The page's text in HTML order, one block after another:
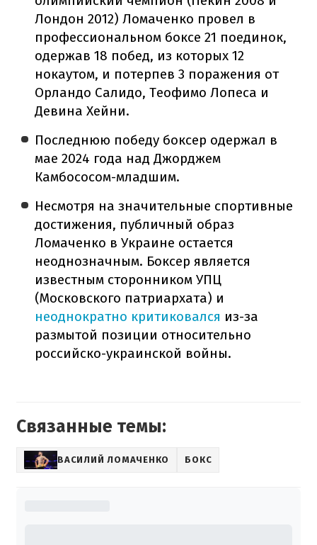
Лондон 2012) Ломаченко провел в
профессиональном боксе 21 поединок,
одержав 18 побед, из которых 12
нокаутом, и потерпев 3 поражения от
Орландо Салидо, Теофимо Лопеса и
Девина Хейни.
Последнюю победу боксер одержал в
мае 2024 года над Джорджем
Камбососом-младшим.
Несмотря на значительные спортивные
достижения, публичный образ
Ломаченко в Украине остается
неоднозначным. Боксер является
известным сторонником УПЦ
(Московского патриархата) и
неоднократно критиковался из-за
размытой позиции относительно
российско-украинской войны.
Связанные темы:
ВАСИЛИЙ ЛОМАЧЕНКО БОКС